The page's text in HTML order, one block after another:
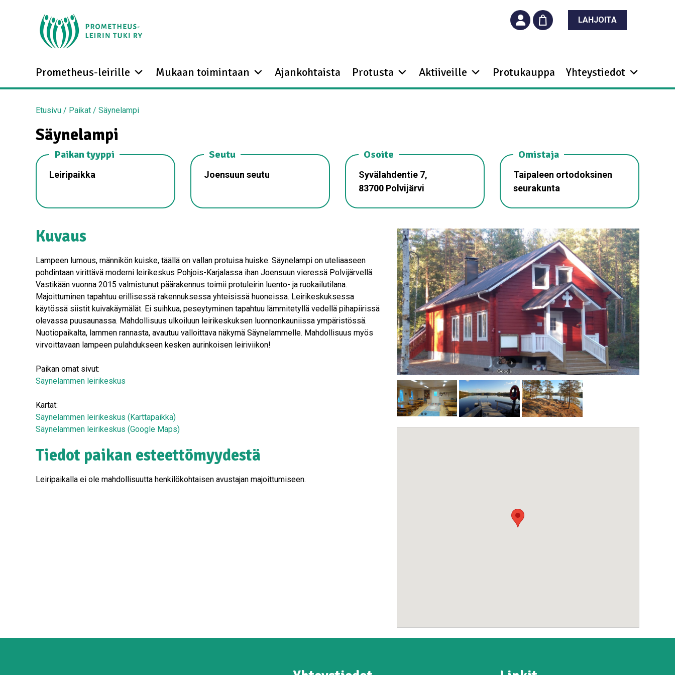
LAHJOITA
Prometheus-leirille Mukaan toimintaan Ajankohtaista Protusta Aktiiveille Protukauppa Yhteystiedot
Etusivu / Paikat / Säynelampi
Säynelampi
Paikan tyyppi
Leiripaikka
Seutu
Joensuun seutu
Osoite
Syvälahdentie 7,
83700 Polvijärvi
Omistaja
Taipaleen ortodoksinen
seurakunta
Kuvaus
Lampeen lumous, männikön kuiske, täällä on vallan protuisa huiske. Säynelampi on uteliaaseen
pohdintaan virittävä moderni leirikeskus Pohjois-Karjalassa ihan Joensuun vieressä Polvijärvellä.
Vastikään vuonna 2015 valmistunut päärakennus toimii protuleirin luento- ja ruokailutilana.
Majoittuminen tapahtuu erillisessä rakennuksessa yhteisissä huoneissa. Leirikeskuksessa
käytössä siistit kuivakäymälät. Ei suihkua, peseytyminen tapahtuu lämmitetyllä vedellä pihapiirissä
olevassa puusaunassa. Mahdollisuus ulkoiluun leirikeskuksen luonnonkauniissa ympäristössä.
Nuotiopaikalta, lammen rannasta, avautuu valloittava näkymä Säynelammelle. Mahdollisuus myös
virvoittavaan lampeen pulahdukseen kesken aurinkoisen leiriviikon!
Paikan omat sivut:
Säynelammen leirikeskus
Kartat:
Säynelammen leirikeskus (Karttapaikka)
Säynelammen leirikeskus (Google Maps)
Tiedot paikan esteettömyydestä
Leiripaikalla ei ole mahdollisuutta henkilökohtaisen avustajan majoittumiseen.